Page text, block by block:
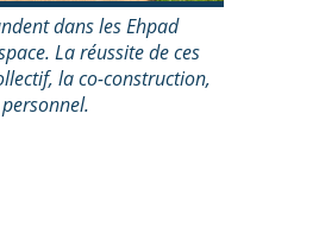
dans les Ehpad
La réussite de ces
la co-construction,